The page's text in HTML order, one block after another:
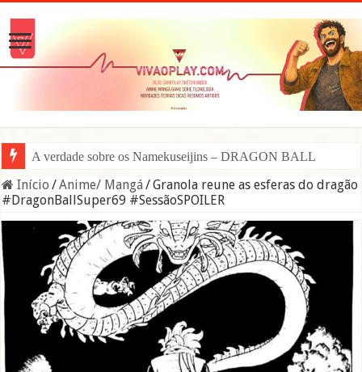
A verdade sobre os Namekuseijins – DRAGON BALL #News
Início /Anime/ Mangá/Granola reune as esferas do dragão
#DragonBallSuper69 #SessãoSPOILER